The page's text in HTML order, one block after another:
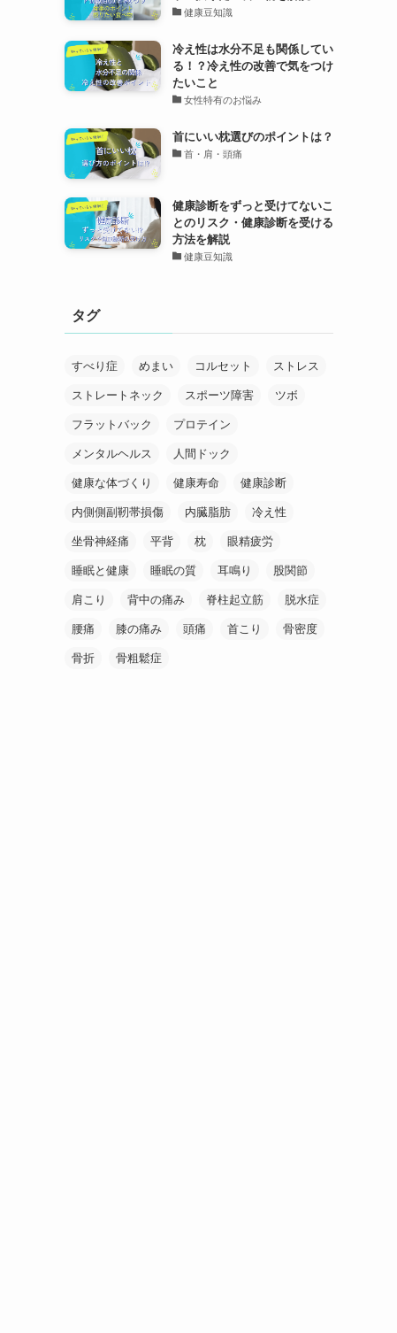
健康豆知識
冷え性は水分不足も関係してい
る！？冷え性の改善で気をつけ
たいこと
女性特有のお悩み
首にいい枕選びのポイントは？
首・肩・頭痛
健康診断をずっと受けてないこ
とのリスク・健康診断を受ける
方法を解説
健康豆知識
タグ
すべり症 めまい コルセット ストレス
ストレートネック スポーツ障害 ツボ
フラットバック プロテイン
メンタルヘルス 人間ドック
健康な体づくり 健康寿命 健康診断
内側側副靭帯損傷 内臓脂肪 冷え性
坐骨神経痛 平背 枕 眼精疲労
睡眠と健康 睡眠の質 耳鳴り 股関節
肩こり 背中の痛み 脊柱起立筋 脱水症
腰痛 膝の痛み 頭痛 首こり 骨密度
骨折 骨粗鬆症